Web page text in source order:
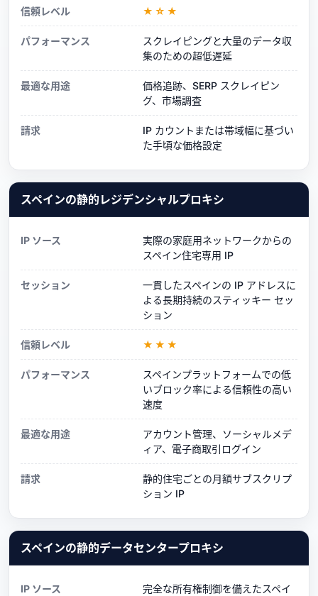
信頼レベル ★☆★
パフォーマンス
スクレイピングと大量のデータ収
集のための超低遅延
最適な用途
価格追跡、SERP スクレイピン
グ、市場調査
請求
IP カウントまたは帯域幅に基づい
た手頃な価格設定
スペインの静的レジデンシャルプロキシ
IP ソース
実際の家庭用ネットワークからの
スペイン住宅専用 IP
セッション
一貫したスペインの IP アドレスに
よる長期持続のスティッキー セッ
ション
信頼レベル ★★★
パフォーマンス
スペインプラットフォームでの低
いブロック率による信頼性の高い
速度
最適な用途
アカウント管理、ソーシャルメデ
ィア、電子商取引ログイン
請求
静的住宅ごとの月額サブスクリプ
ション IP
スペインの静的データセンタープロキシ
IP ソース
完全な所有権制御を備えたスペイ